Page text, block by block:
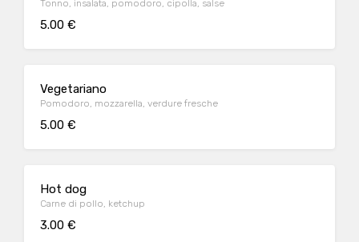
Tonno, insalata, pomodoro, cipolla, salse
5.00 €
Vegetariano
Pomodoro, mozzarella, verdure fresche
5.00 €
Hot dog
Carne di pollo, ketchup
3.00 €